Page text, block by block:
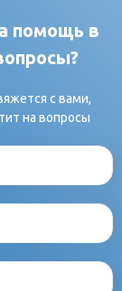
помощь в
с вами,
на вопросы